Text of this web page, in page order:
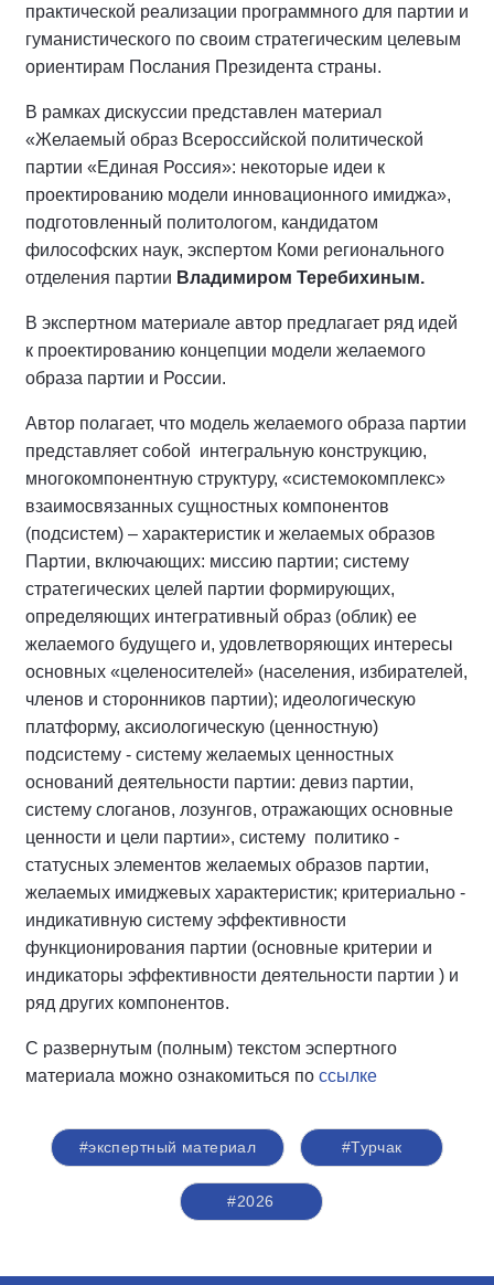
практической реализации программного для партии и
гуманистического по своим стратегическим целевым
ориентирам Послания Президента страны.
В рамках дискуссии представлен материал
«Желаемый образ Всероссийской политической
партии «Единая Россия»: некоторые идеи к
проектированию модели инновационного имиджа»,
подготовленный политологом, кандидатом
философских наук, экспертом Коми регионального
отделения партии Владимиром Теребихиным.
В экспертном материале автор предлагает ряд идей
к проектированию концепции модели желаемого
образа партии и России.
Автор полагает, что модель желаемого образа партии
представляет собой интегральную конструкцию,
многокомпонентную структуру, «системокомплекс»
взаимосвязанных сущностных компонентов
(подсистем) – характеристик и желаемых образов
Партии, включающих: миссию партии; систему
стратегических целей партии формирующих,
определяющих интегративный образ (облик) ее
желаемого будущего и, удовлетворяющих интересы
основных «целеносителей» (населения, избирателей,
членов и сторонников партии); идеологическую
платформу, аксиологическую (ценностную)
подсистему - систему желаемых ценностных
оснований деятельности партии: девиз партии,
систему слоганов, лозунгов, отражающих основные
ценности и цели партии», систему политико -
статусных элементов желаемых образов партии,
желаемых имиджевых характеристик; критериально -
индикативную систему эффективности
функционирования партии (основные критерии и
индикаторы эффективности деятельности партии ) и
ряд других компонентов.
С развернутым (полным) текстом эспертного
материала можно ознакомиться по ссылке
#экспертный материал #Турчак
#2026